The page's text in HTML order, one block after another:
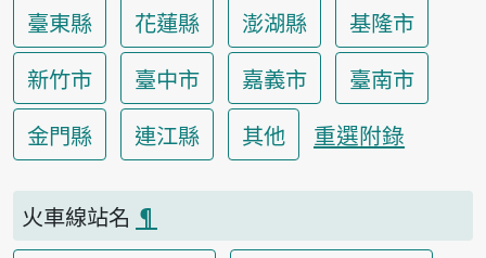
臺東縣
花蓮縣 澎湖縣
基隆市
新竹市
臺中市 嘉義市
臺南市
金門縣
連江縣 其他 重選附錄
火車線站名 ¶